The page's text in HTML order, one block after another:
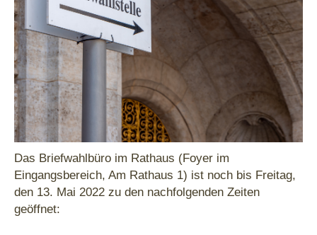
Das Briefwahlbüro im Rathaus (Foyer im
Eingangsbereich, Am Rathaus 1) ist noch bis Freitag,
den 13. Mai 2022 zu den nachfolgenden Zeiten
geöffnet: